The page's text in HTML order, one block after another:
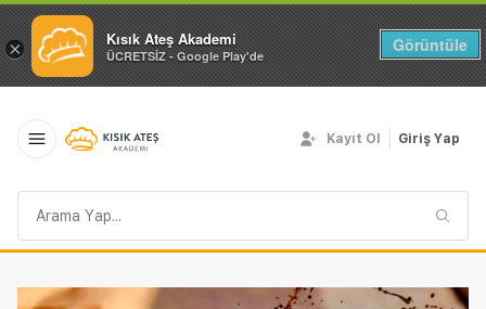
× Kısık Ateş Akademi
ÜCRETSİZ - Google Play'de
Görüntüle
sorgusu
Kayıt Ol Giriş Yap